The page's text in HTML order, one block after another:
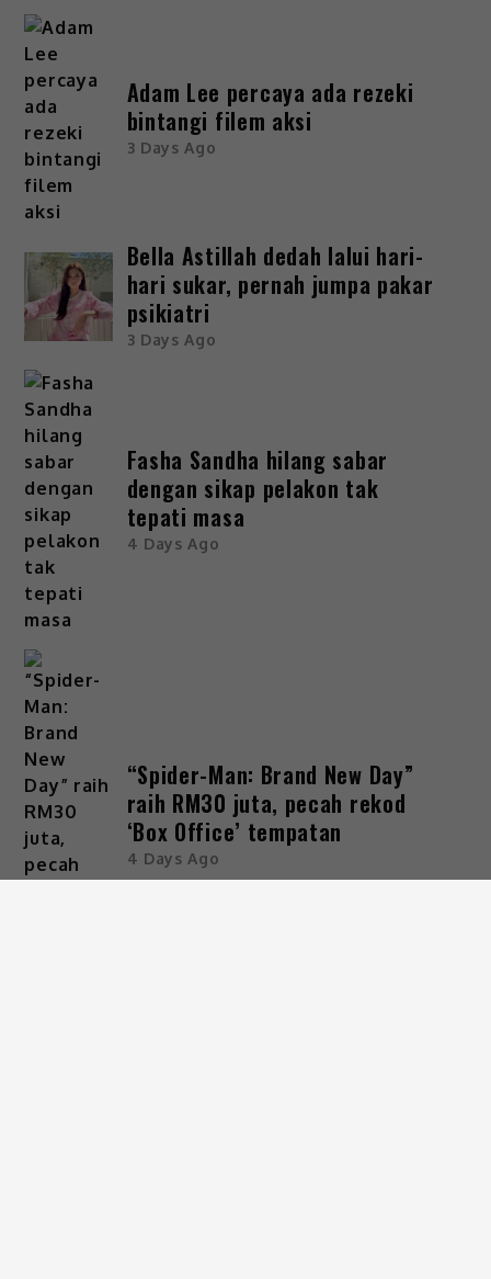
Adam Lee percaya ada rezeki
bintangi filem aksi
3 Days Ago
Bella Astillah dedah lalui hari-
hari sukar, pernah jumpa pakar
psikiatri
3 Days Ago
Fasha Sandha hilang sabar
dengan sikap pelakon tak
tepati masa
4 Days Ago
“Spider-Man: Brand New Day”
raih RM30 juta, pecah rekod
‘Box Office’ tempatan
4 Days Ago